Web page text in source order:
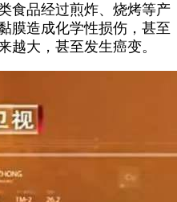
食品经过煎炸、烧烤等产
膜造成化学性损伤，甚至
越大，甚至发生癌变。